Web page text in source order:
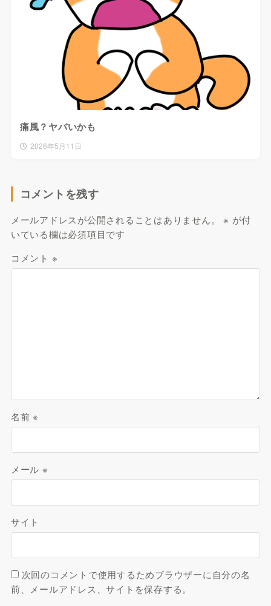
痛風？ヤバいかも
2026年5月11日
コメントを残す
メールアドレスが公開されることはありません。 ※ が付
いている欄は必須項目です
コメント ※
名前※
メール ※
サイト
次回のコメントで使用するためブラウザーに自分の名
前、メールアドレス、サイトを保存する。